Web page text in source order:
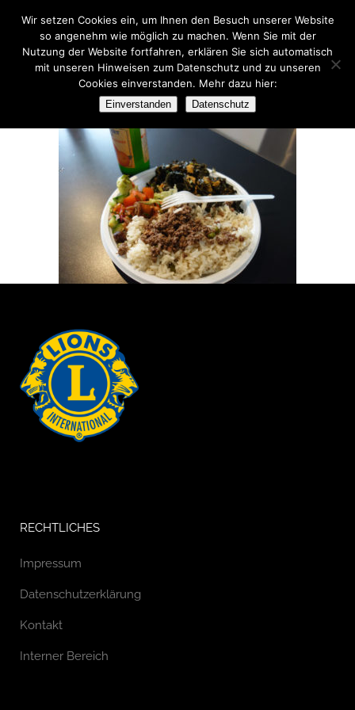
DSC04093
RECHTLICHES
Impressum
Datenschutzerklärung
Kontakt
Interner Bereich
Wir setzen Cookies ein, um Ihnen den Besuch unserer Website
so angenehm wie möglich zu machen. Wenn Sie mit der
Nutzung der Website fortfahren, erklären Sie sich automatisch
mit unseren Hinweisen zum Datenschutz und zu unseren
Cookies einverstanden. Mehr dazu hier:
Einverstanden Datenschutz